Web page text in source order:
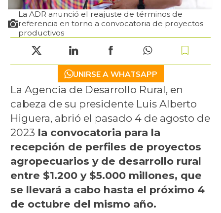
La ADR anunció el reajuste de términos de
referencia en torno a convocatoria de proyectos
productivos
UNIRSE A WHATSAPP
La Agencia de Desarrollo Rural, en
cabeza de su presidente Luis Alberto
Higuera, abrió el pasado 4 de agosto de
2023 la convocatoria para la
recepción de perfiles de proyectos
agropecuarios y de desarrollo rural
entre $1.200 y $5.000 millones, que
se llevará a cabo hasta el próximo 4
de octubre del mismo año.